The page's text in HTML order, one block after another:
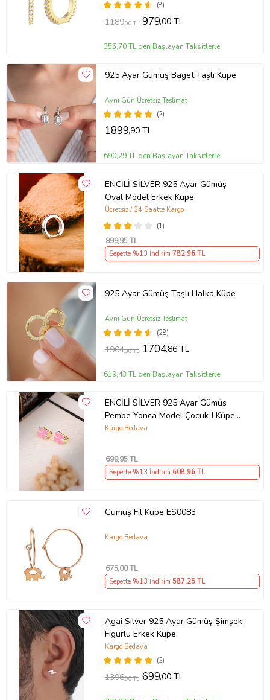
(8)
1189,00 TL 979,00 TL
355,70 TL'den Başlayan Taksitlerle
925 Ayar Gümüş Baget Taşlı Küpe
(2)
Aynı Gün Ücretsiz Teslimat
1899,90 TL
690,29 TL'den Başlayan Taksitlerle
ENCİLİ SİLVER 925 Ayar Gümüş
Oval Model Erkek Küpe
(1)
Ücretsiz / 24 Saatte Kargo
899,95 TL
Sepette %13 İndirim 782,96 TL
925 Ayar Gümüş Taşlı Halka Küpe
(28)
Aynı Gün Ücretsiz Teslimat
1904,86 TL 1704,86 TL
619,43 TL'den Başlayan Taksitlerle
ENCİLİ SİLVER 925 Ayar Gümüş
Pembe Yonca Model Çocuk J Küpe
(Gold)
Kargo Bedava
699,95 TL
Sepette %13 İndirim 608,96 TL
Gümüş Fil Küpe ES0083
Kargo Bedava
675,00 TL
Sepette %13 İndirim 587,25 TL
Agai Silver 925 Ayar Gümüş Şimşek
Figürlü Erkek Küpe
(2)
Kargo Bedava
1396,00 TL 699,00 TL